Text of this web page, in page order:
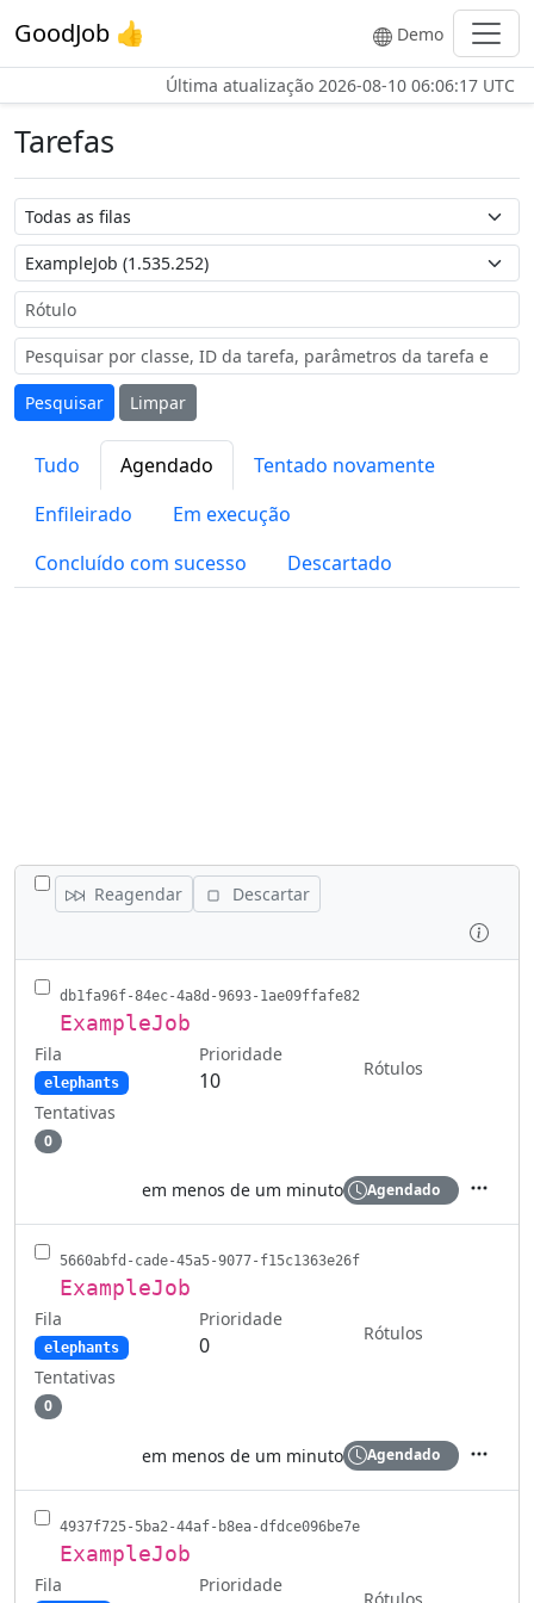
GoodJob 👍 Demo
Última atualização 2026-08-10 06:06:17 UTC
Tarefas
Nome da Fila
Nome da Tarefa
Rótulo
Pesquisar
Limpar
Tudo Agendado
Tentado novamente
Enfileirado
Em execução
Concluído com sucesso
Descartado
ALTERNAR TODAS AS TAREFAS
Reagendar
Descartar
db1fa96f-84ec-4a8d-9693-1ae09ffafe82
ExampleJob
Fila
elephants
Prioridade
10
Rótulos
Tentativas
0
em menos de um minuto Agendado
5660abfd-cade-45a5-9077-f15c1363e26f
ExampleJob
Fila
elephants
Prioridade
0
Rótulos
Tentativas
0
em menos de um minuto Agendado
4937f725-5ba2-44af-b8ea-dfdce096be7e
ExampleJob
Fila Prioridade
Rótulos